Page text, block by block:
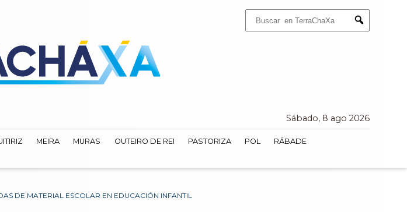
Submit
Sábado, 8 ago 2026
MEIRA MURAS OUTEIRO DE REI PASTORIZA POL
RÁBADE
DE MATERIAL ESCOLAR EN EDUCACIÓN INFANTIL